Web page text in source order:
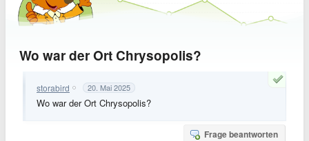
Wo war der Ort Chrysopolis?
storabird 20. Mai 2025
Wo war der Ort Chrysopolis?
Frage beantworten